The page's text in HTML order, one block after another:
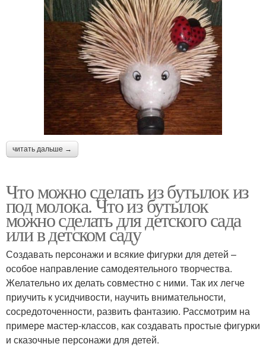
Поделки из
пластиковых крышек
Крышки от бутылок
Огород из пластиковых
бутылок
Заготовки для
пластиковых бутылок
пластиковых бутылок
Пробки от бутылок
читать дальше →
Что можно сделать из бутылок из
под молока. Что из бутылок
можно сделать для детского сада
или в детском саду
Создавать персонажи и всякие фигурки для детей –
особое направление самодеятельного творчества.
Желательно их делать совместно с ними. Так их легче
приучить к усидчивости, научить внимательности,
сосредоточенности, развить фантазию. Рассмотрим на
примере мастер-классов, как создавать простые фигурки
и сказочные персонажи для детей.